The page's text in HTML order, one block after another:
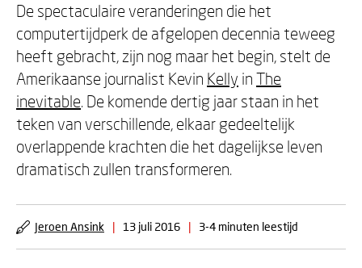
De spectaculaire veranderingen die het
computertijdperk de afgelopen decennia teweeg
heeft gebracht, zijn nog maar het begin, stelt de
Amerikaanse journalist Kevin Kelly in The
inevitable. De komende dertig jaar staan in het
teken van verschillende, elkaar gedeeltelijk
overlappende krachten die het dagelijkse leven
dramatisch zullen transformeren.
Jeroen Ansink | 13 juli 2016 | 3-4 minuten leestijd